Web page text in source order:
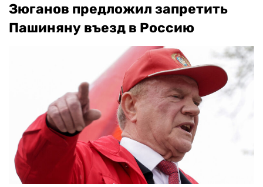
Зюганов предложил запретить
Пашиняну въезд в Россию